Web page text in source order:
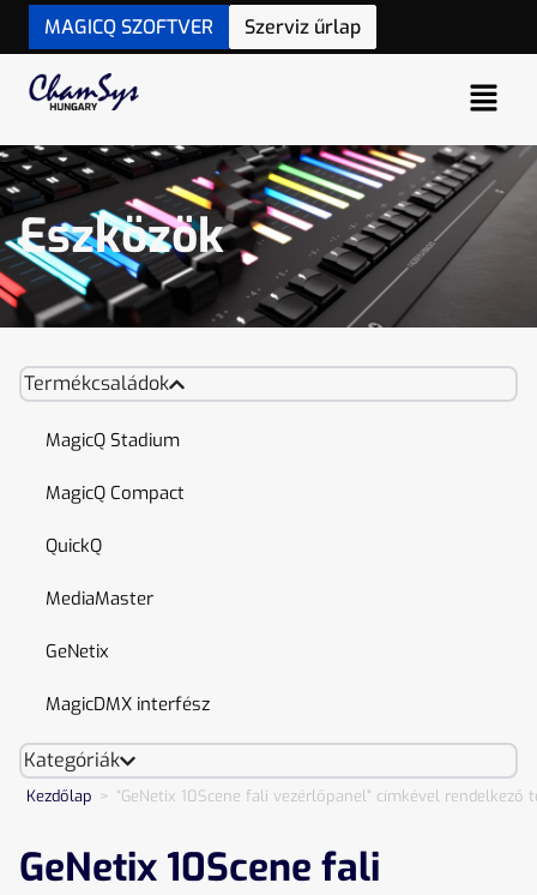
MAGICQ SZOFTVER Szerviz űrlap
Eszközök
Termékcsaládok
MagicQ Stadium
MagicQ Compact
QuickQ
MediaMaster
GeNetix
MagicDMX interfész
Kategóriák
Kezdőlap > “GeNetix 10Scene fali vezérlőpanel” címkével rendelkező
GeNetix 10Scene fali